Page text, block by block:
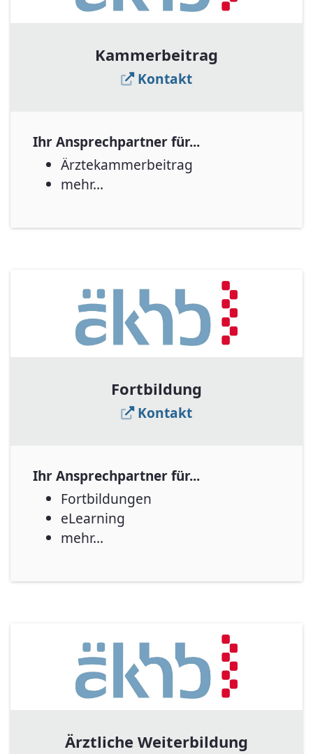
Kammerbeitrag
Kontakt
Ihr Ansprechpartner für...
Ärztekammerbeitrag
mehr...
Fortbildung
Kontakt
Ihr Ansprechpartner für...
Fortbildungen
eLearning
mehr...
Ärztliche Weiterbildung